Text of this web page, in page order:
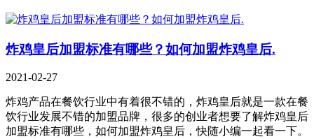
炸鸡皇后加盟标准有哪些？如何加盟炸鸡皇后.
2021-02-27
炸鸡产品在餐饮行业中有着很不错的，炸鸡皇后就是一款在餐
饮行业发展不错的加盟品牌，很多的创业者想要了解炸鸡皇后
加盟标准有哪些，如何加盟炸鸡皇后，快随小编一起看一下。